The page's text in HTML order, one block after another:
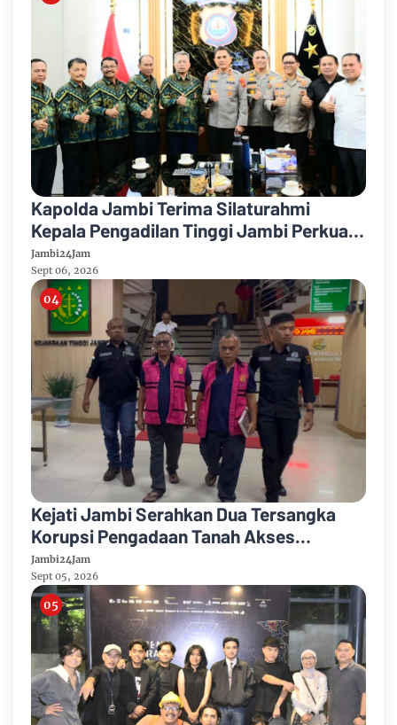
Kapolda Jambi Terima Silaturahmi
Kepala Pengadilan Tinggi Jambi Perkuat
Sinergi Antar Lembaga
Jambi24Jam
Sept 06, 2026
Kejati Jambi Serahkan Dua Tersangka
Korupsi Pengadaan Tanah Akses
Pelabuhan Ujung Jabung Ke Penuntut
Umum
Jambi24Jam
Sept 05, 2026